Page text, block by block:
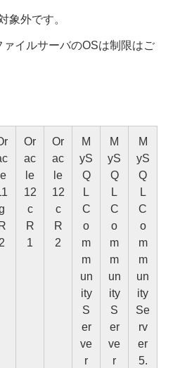
象外です。
イルサーバのOSは制限はご
le
R
2
Or
ac
le
12
c
R
1
Or
ac
le
12
c
R
2
M
yS
Q
L
C
o
m
m
un
ity
S
er
ve
r
M
yS
Q
L
C
o
m
m
un
ity
S
er
ve
r
M
yS
Q
L
C
o
m
m
un
ity
Se
rv
er
5.